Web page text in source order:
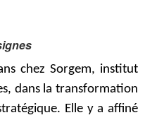
chez Sorgem, institut
dans la transformation
Elle y a affiné